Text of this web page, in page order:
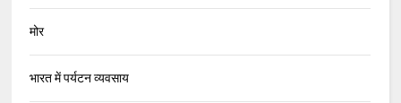
मोर
भारत में पर्यटन व्यवसाय